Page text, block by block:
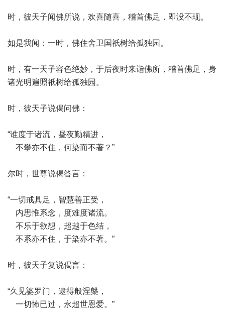
时，彼天子闻佛所说，欢喜随喜，稽首佛足，即没不现。
如是我闻：一时，佛住舍卫国祇树给孤独园。
时，有一天子容色绝妙，于后夜时来诣佛所，稽首佛足，身
诸光明遍照祇树给孤独园。
时，彼天子说偈问佛：
“谁度于诸流，昼夜勤精进，
不攀亦不住，何染而不著？”
尔时，世尊说偈答言：
“一切戒具足，智慧善正受，
内思惟系念，度难度诸流。
不乐于欲想，超越于色结，
不系亦不住，于染亦不著。”
时，彼天子复说偈言：
“久见婆罗门，逮得般涅槃，
一切怖已过，永超世恩爱。”